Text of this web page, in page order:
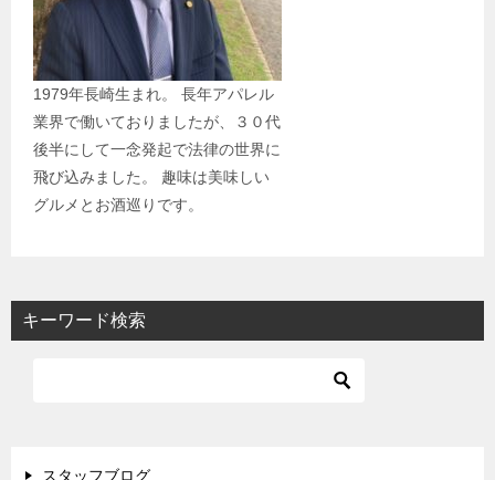
1979年長崎生まれ。 長年アパレル
業界で働いておりましたが、３０代
後半にして一念発起で法律の世界に
飛び込みました。 趣味は美味しい
グルメとお酒巡りです。
キーワード検索
スタッフブログ